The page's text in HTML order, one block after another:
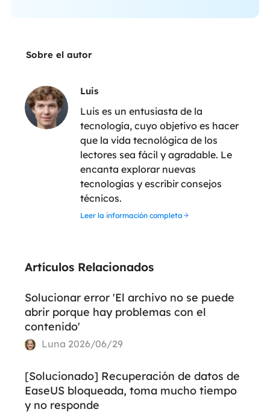
Sobre el autor
Luis
Luis es un entusiasta de la
tecnología, cuyo objetivo es hacer
que la vida tecnológica de los
lectores sea fácil y agradable. Le
encanta explorar nuevas
tecnologías y escribir consejos
técnicos.
Leer la información completa
Artículos Relacionados
Solucionar error 'El archivo no se puede
abrir porque hay problemas con el
contenido'
Luna 2026/06/29
[Solucionado] Recuperación de datos de
EaseUS bloqueada, toma mucho tiempo
y no responde